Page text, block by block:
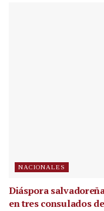
NACIONALES
Diáspora
en tres consulados